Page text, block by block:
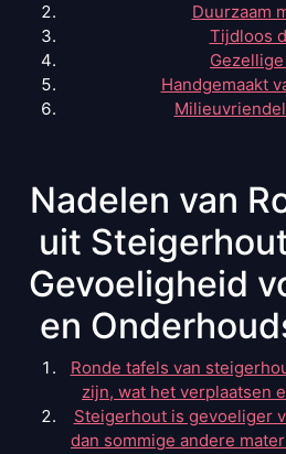
Duurzaam
Tijdloos
Handgemaakt
Nadelen van
uit
Gevoeligheid
en
Ronde tafels van
zijn, wat het verplaatsen
Steigerhout is gevoeliger
dan sommige andere